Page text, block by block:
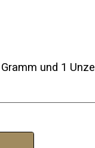
und 1 Unze